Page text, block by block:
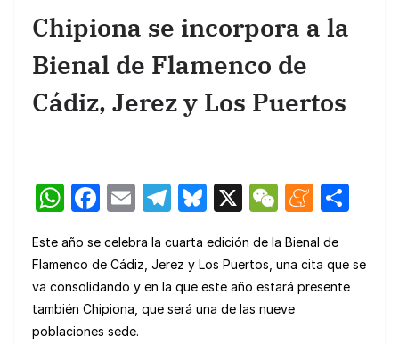
Chipiona se incorpora a la
Bienal de Flamenco de
Cádiz, Jerez y Los Puertos
W
at
s
A
F
c
e
b
E
ail
T
e
gr
a
Bl
e
s
k
X
W
C
h
at
M
n
e
m
p
Este año se celebra la cuarta edición de la Bienal de
Flamenco de Cádiz, Jerez y Los Puertos, una cita que se
va consolidando y en la que este año estará presente
también Chipiona, que será una de las nueve
poblaciones sede.